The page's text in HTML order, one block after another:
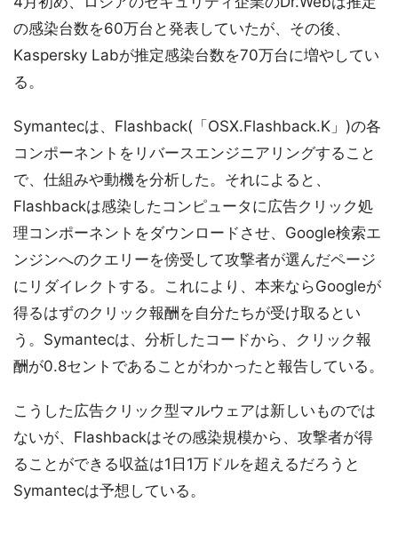
の感染台数を60万台と発表していたが、その後、
Kaspersky Labが推定感染台数を70万台に増やしてい
る。
Symantecは、Flashback(「OSX.Flashback.K」)の各
コンポーネントをリバースエンジニアリングすること
で、仕組みや動機を分析した。それによると、
Flashbackは感染したコンピュータに広告クリック処
理コンポーネントをダウンロードさせ、Google検索エ
ンジンへのクエリーを傍受して攻撃者が選んだページ
にリダイレクトする。これにより、本来ならGoogleが
得るはずのクリック報酬を自分たちが受け取るとい
う。Symantecは、分析したコードから、クリック報
酬が0.8セントであることがわかったと報告している。
こうした広告クリック型マルウェアは新しいものでは
ないが、Flashbackはその感染規模から、攻撃者が得
ることができる収益は1日1万ドルを超えるだろうと
Symantecは予想している。